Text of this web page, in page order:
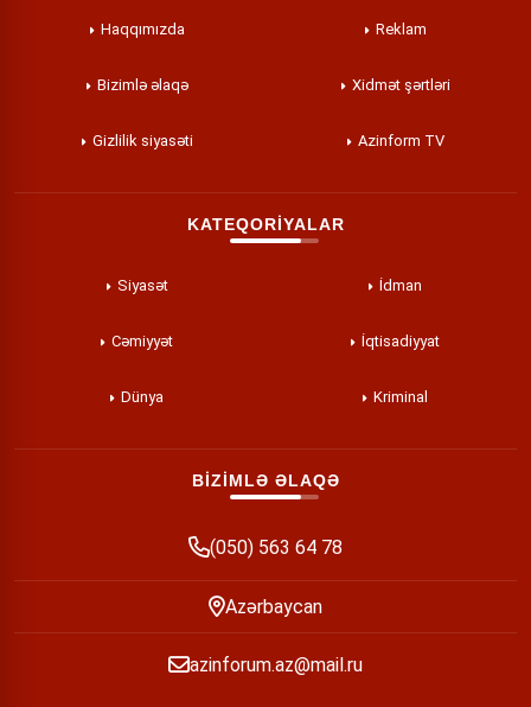
Haqqımızda Reklam
Bizimlə əlaqə Xidmət şərtləri
Gizlilik siyasəti Azinform TV
KATEQORİYALAR
Siyasət İdman
Cəmiyyət İqtisadiyyat
Dünya Kriminal
BİZİMLƏ ƏLAQƏ
(050) 563 64 78
Azərbaycan
azinforum.az@mail.ru